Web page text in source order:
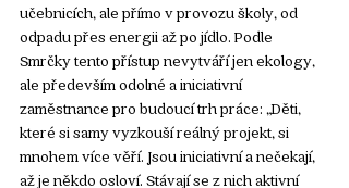
učebnicích, ale přímo v provozu školy, od
odpadu přes energii až po jídlo. Podle
Smrčky tento přístup nevytváří jen ekology,
ale především odolné a iniciativní
zaměstnance pro budoucí trh práce: „Děti,
které si samy vyzkouší reálný projekt, si
mnohem více věří. Jsou iniciativní a nečekají,
až je někdo osloví. Stávají se z nich aktivní